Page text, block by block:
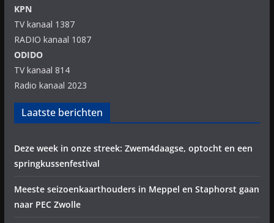
KPN
TV kanaal 1387
RADIO kanaal 1087
ODIDO
TV kanaal 814
Radio kanaal 2023
Laatste berichten
Deze week in onze streek: Zwem4daagse, optocht en een
springkussenfestival
Meeste seizoenkaarthouders in Meppel en Staphorst gaan
naar PEC Zwolle